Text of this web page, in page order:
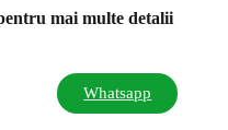
mai multe detalii
Whatsapp